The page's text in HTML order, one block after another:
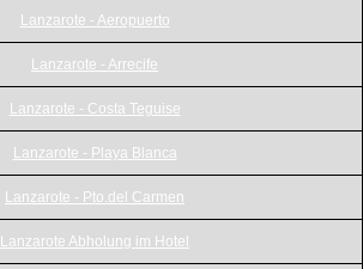
Lanzarote - Aeropuerto
Lanzarote - Arrecife
Lanzarote - Costa Teguise
Lanzarote - Playa Blanca
Lanzarote - Pto.del Carmen
Lanzarote Abholung im Hotel